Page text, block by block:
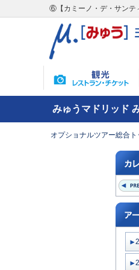
⑥【カミーノ・デ・サンテ
みゅうマドリッド
オプショナルツアー総合ト